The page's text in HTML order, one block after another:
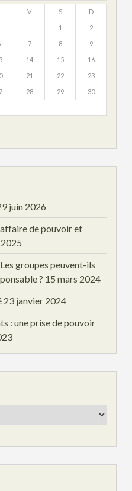
V S D
1 2
7 8 9
14 15 16
21 22 23
28 29 30
juin 2026
affaire de pouvoir et
groupes peuvent-ils
? 15 mars 2024
23 janvier 2024
: une prise de pouvoir